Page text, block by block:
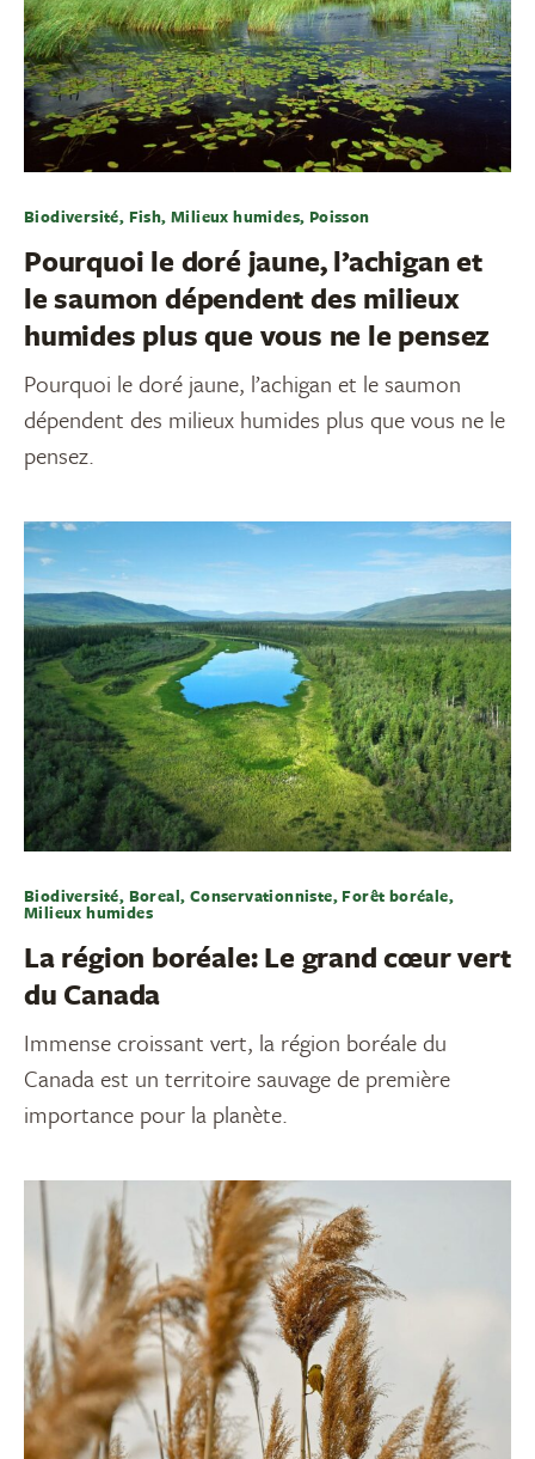
Biodiversité, Fish, Milieux humides, Poisson
Pourquoi le doré jaune, l’achigan et
le saumon dépendent des milieux
humides plus que vous ne le pensez
Pourquoi le doré jaune, l’achigan et le saumon
dépendent des milieux humides plus que vous ne le
pensez.
Biodiversité, Boreal, Conservationniste, Forêt boréale,
Milieux humides
La région boréale: Le grand cœur vert
du Canada
Immense croissant vert, la région boréale du
Canada est un territoire sauvage de première
importance pour la planète.